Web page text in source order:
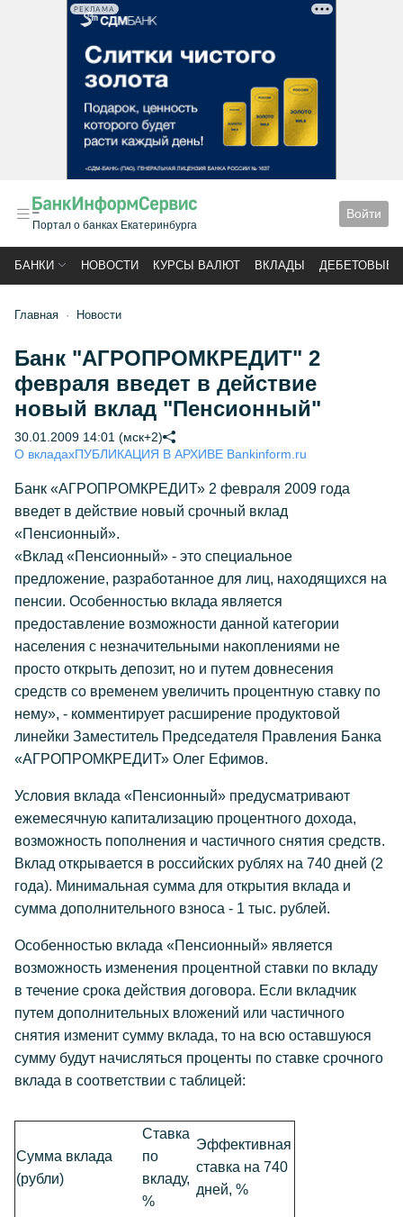
РЕКЛАМА
Портал о банках Екатеринбурга
Войти
БАНКИ НОВОСТИ КУРСЫ ВАЛЮТ ВКЛАДЫ ДЕБЕТОВЫЕ
Главная Новости
Банк "АГРОПРОМКРЕДИТ" 2
февраля введет в действие
новый вклад "Пенсионный"
30.01.2009 14:01 (мск+2)
О вкладахПУБЛИКАЦИЯ В АРХИВЕ Bankinform.ru
Банк «АГРОПРОМКРЕДИТ» 2 февраля 2009 года
введет в действие новый срочный вклад
«Пенсионный».
«Вклад «Пенсионный» - это специальное
предложение, разработанное для лиц, находящихся на
пенсии. Особенностью вклада является
предоставление возможности данной категории
населения с незначительными накоплениями не
просто открыть депозит, но и путем довнесения
средств со временем увеличить процентную ставку по
нему», - комментирует расширение продуктовой
линейки Заместитель Председателя Правления Банка
«АГРОПРОМКРЕДИТ» Олег Ефимов.
Условия вклада «Пенсионный» предусматривают
ежемесячную капитализацию процентного дохода,
возможность пополнения и частичного снятия средств.
Вклад открывается в российских рублях на 740 дней (2
года). Минимальная сумма для открытия вклада и
сумма дополнительного взноса - 1 тыс. рублей.
Особенностью вклада «Пенсионный» является
возможность изменения процентной ставки по вкладу
в течение срока действия договора. Если вкладчик
путем дополнительных вложений или частичного
снятия изменит сумму вклада, то на всю оставшуюся
сумму будут начисляться проценты по ставке срочного
вклада в соответствии с таблицей:
Сумма вклада
(рубли)
Ставка
по
вкладу,
%
Эффективная
ставка на 740
дней, %